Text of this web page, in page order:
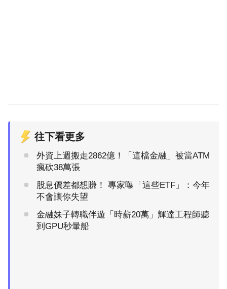
往下看更多
外資上週搬走2862億！「這檔金融」被當ATM
瘋砍38萬張
股息價差都想賺！ 專家曝「這些ETF」：今年
不會讓你失望
金融妹子轉職伴遊「時薪20萬」輝達工程師聽
到GPU秒暈船